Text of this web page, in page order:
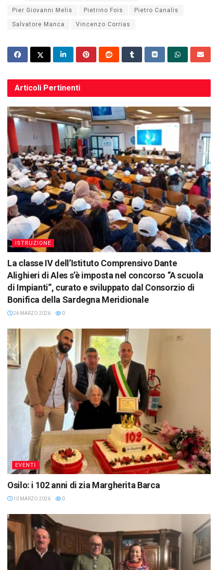
Pier Giovanni Melis Pietrino Fois Pietro Canalis
Salvatore Manca Vincenzo Corrias
Articoli Pertinenti
ISTRUZIONE
La classe IV dell’Istituto Comprensivo Dante
Alighieri di Ales s’è imposta nel concorso “A scuola
di Impianti”, curato e sviluppato dal Consorzio di
Bonifica della Sardegna Meridionale
26 MARZO 2026 0
EVENTI
Osilo: i 102 anni di zia Margherita Barca
10 MARZO 2026 0